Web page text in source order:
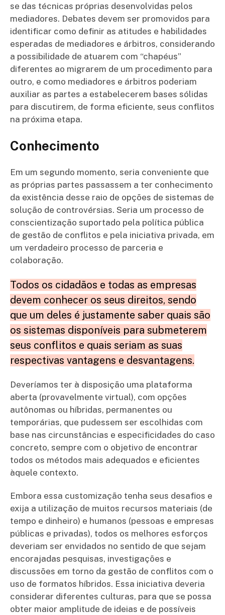
se das técnicas próprias desenvolvidas pelos
mediadores. Debates devem ser promovidos para
identificar como definir as atitudes e habilidades
esperadas de mediadores e árbitros, considerando
a possibilidade de atuarem com “chapéus”
diferentes ao migrarem de um procedimento para
outro, e como mediadores e árbitros poderiam
auxiliar as partes a estabelecerem bases sólidas
para discutirem, de forma eficiente, seus conflitos
na próxima etapa.
Conhecimento
Em um segundo momento, seria conveniente que
as próprias partes passassem a ter conhecimento
da existência desse raio de opções de sistemas de
solução de controvérsias. Seria um processo de
conscientização suportado pela política pública
de gestão de conflitos e pela iniciativa privada, em
um verdadeiro processo de parceria e
colaboração.
Todos os cidadãos e todas as empresas
devem conhecer os seus direitos, sendo
que um deles é justamente saber quais são
os sistemas disponíveis para submeterem
seus conflitos e quais seriam as suas
respectivas vantagens e desvantagens.
Deveríamos ter à disposição uma plataforma
aberta (provavelmente virtual), com opções
autônomas ou híbridas, permanentes ou
temporárias, que pudessem ser escolhidas com
base nas circunstâncias e especificidades do caso
concreto, sempre com o objetivo de encontrar
todos os métodos mais adequados e eficientes
àquele contexto.
Embora essa customização tenha seus desafios e
exija a utilização de muitos recursos materiais (de
tempo e dinheiro) e humanos (pessoas e empresas
públicas e privadas), todos os melhores esforços
deveriam ser envidados no sentido de que sejam
encorajadas pesquisas, investigações e
discussões em torno da gestão de conflitos com o
uso de formatos híbridos. Essa iniciativa deveria
considerar diferentes culturas, para que se possa
obter maior amplitude de ideias e de possíveis